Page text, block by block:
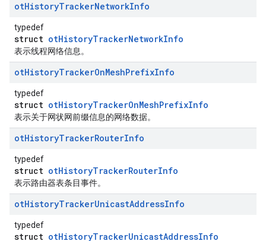
otHistoryTrackerNetworkInfo
typedef
struct otHistoryTrackerNetworkInfo
表示线程网络信息。
otHistoryTrackerOnMeshPrefixInfo
typedef
struct otHistoryTrackerOnMeshPrefixInfo
表示关于网状网前缀信息的网络数据。
otHistoryTrackerRouterInfo
typedef
struct otHistoryTrackerRouterInfo
表示路由器表条目事件。
otHistoryTrackerUnicastAddressInfo
typedef
struct otHistoryTrackerUnicastAddressInfo